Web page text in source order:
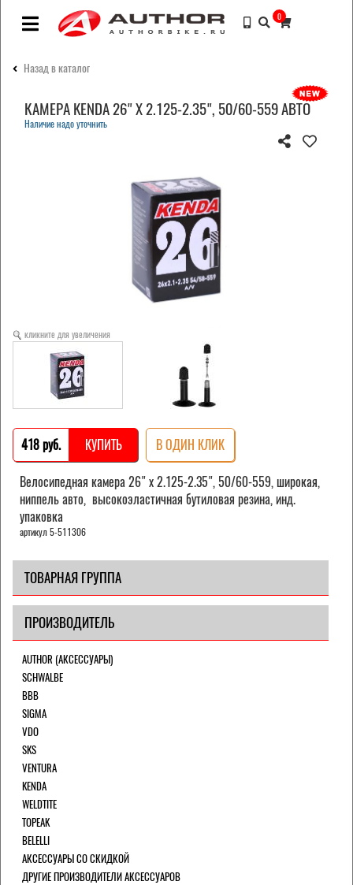
0
Назад в каталог
КАМЕРА KENDA 26" Х 2.125-2.35", 50/60-559 АВТО
Наличие надо уточнить
кликните для увеличения
418 pуб. КУПИТЬ В ОДИН КЛИК
Велосипедная камера 26" х 2.125-2.35", 50/60-559, широкая,
ниппель авто, высокоэластичная бутиловая резина, инд.
упаковка
артикул 5-511306
ТОВАРНАЯ ГРУППА
ПРОИЗВОДИТЕЛЬ
AUTHOR (АКСЕССУАРЫ)
SCHWALBE
BBB
SIGMA
VDO
SKS
VENTURA
KENDA
WELDTITE
TOPEAK
BELELLI
АКСЕССУАРЫ СО СКИДКОЙ
ДРУГИЕ ПРОИЗВОДИТЕЛИ АКСЕССУАРОВ